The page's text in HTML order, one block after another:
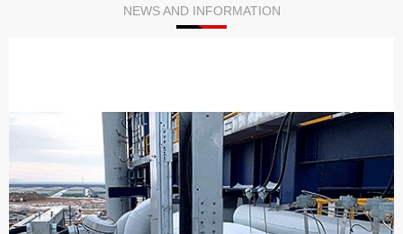
NEWS AND INFORMATION